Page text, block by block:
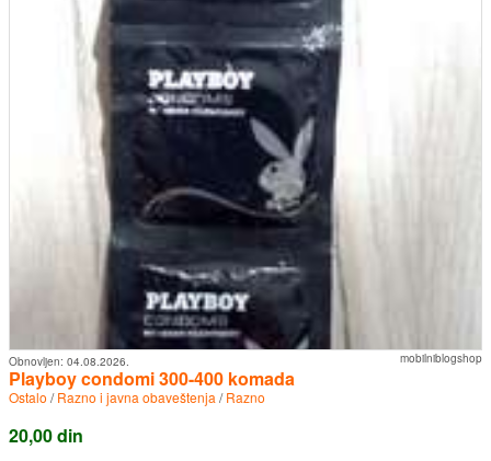
mobilniblogshop
Obnovljen: 04.08.2026.
Playboy condomi 300-400 komada
Ostalo /Razno i javna obaveštenja /Razno
20,00 din